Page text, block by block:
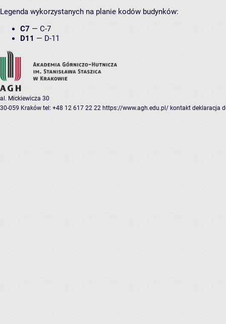
Legenda wykorzystanych na planie kodów budynków:
C7 — C-7
D11 — D-11
al. Mickiewicza 30
30-059 Kraków tel: +48 12 617 22 22 https://www.agh.edu.pl/ kontakt deklaracja